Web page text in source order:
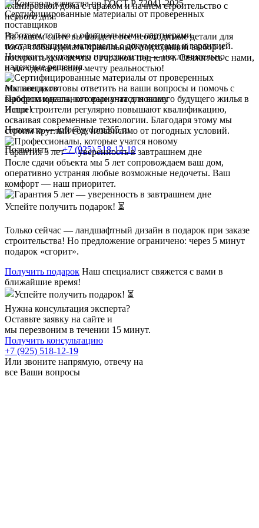
планировкой дома с гаражом и начнем строительство с
первого дня!
На нашем сайте вы найдете все необходимые детали для
того, чтобы сделать правильный подходящий выбор и
построить дом мечты с гаражом под ключ. Свяжитесь с нами,
и мы сделаем вашу мечту реальностью!
Мы всегда готовы ответить на ваши вопросы и помочь с
выбором идеального варианта для вашего будущего жилья в
Истре!
Написать — info@svdom365.ru
Позвонить —+7 (925) 518-12-19
Сертифицированные материалы от проверенных
поставщиков
Работаем только с официальными партнерами,
поставляющими материалы с документами и гарантией.
Никакого кустарного производства — исключительно
надежные решения.
Профессионалы, которые учатся новому
Наши строители регулярно повышают квалификацию,
осваивая современные технологии. Благодаря этому мы
строим круглый год, независимо от погодных условий.
Гарантия 5 лет — уверенность в завтрашнем дне
После сдачи объекта мы 5 лет сопровождаем ваш дом,
оперативно устраняя любые возможные недочеты. Ваш
комфорт — наш приоритет.
Успейте получить подарок! ⏳
Только сейчас — ландшафтный дизайн в подарок при заказе
строительства! Но предложение ограничено: через 5 минут
подарок «сгорит».
Получить подарок Наш специалист свяжется с вами в
ближайшие время!
Нужна консультация эксперта?
Оставьте заявку на сайте и
мы перезвоним в течении 15 минут.
Получить консультацию
+7 (925) 518-12-19
Или звоните напрямую, отвечу на
все Ваши вопросы